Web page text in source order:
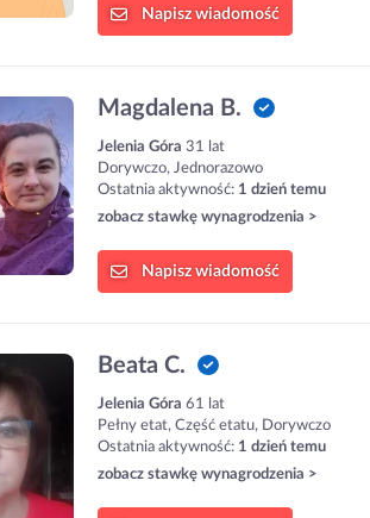
Napisz wiadomość
Magdalena B.
Jelenia Góra 31 lat
Dorywczo, Jednorazowo
Ostatnia aktywność: 1 dzień temu
zobacz stawkę wynagrodzenia >
Napisz wiadomość
Beata C.
Jelenia Góra 61 lat
Pełny etat, Część etatu, Dorywczo
Ostatnia aktywność: 1 dzień temu
zobacz stawkę wynagrodzenia >